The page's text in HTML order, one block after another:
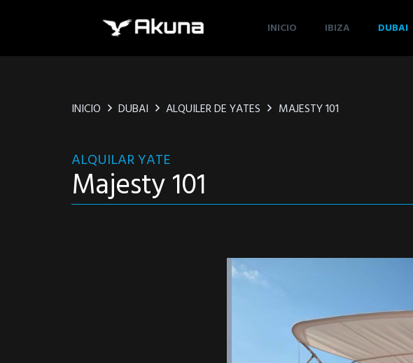
INICIO IBIZA DUBAI
INICIO DUBAI ALQUILER DE YATES MAJESTY 101
ALQUILAR YATE
Majesty 101